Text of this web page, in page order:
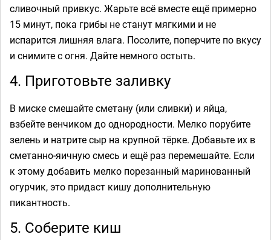
сливочный привкус. Жарьте всё вместе ещё примерно
15 минут, пока грибы не станут мягкими и не
испарится лишняя влага. Посолите, поперчите по вкусу
и снимите с огня. Дайте немного остыть.
4. Приготовьте заливку
В миске смешайте сметану (или сливки) и яйца,
взбейте венчиком до однородности. Мелко порубите
зелень и натрите сыр на крупной тёрке. Добавьте их в
сметанно‑яичную смесь и ещё раз перемешайте. Если
к этому добавить мелко порезанный маринованный
огурчик, это придаст кишу дополнительную
пикантность.
5. Соберите киш